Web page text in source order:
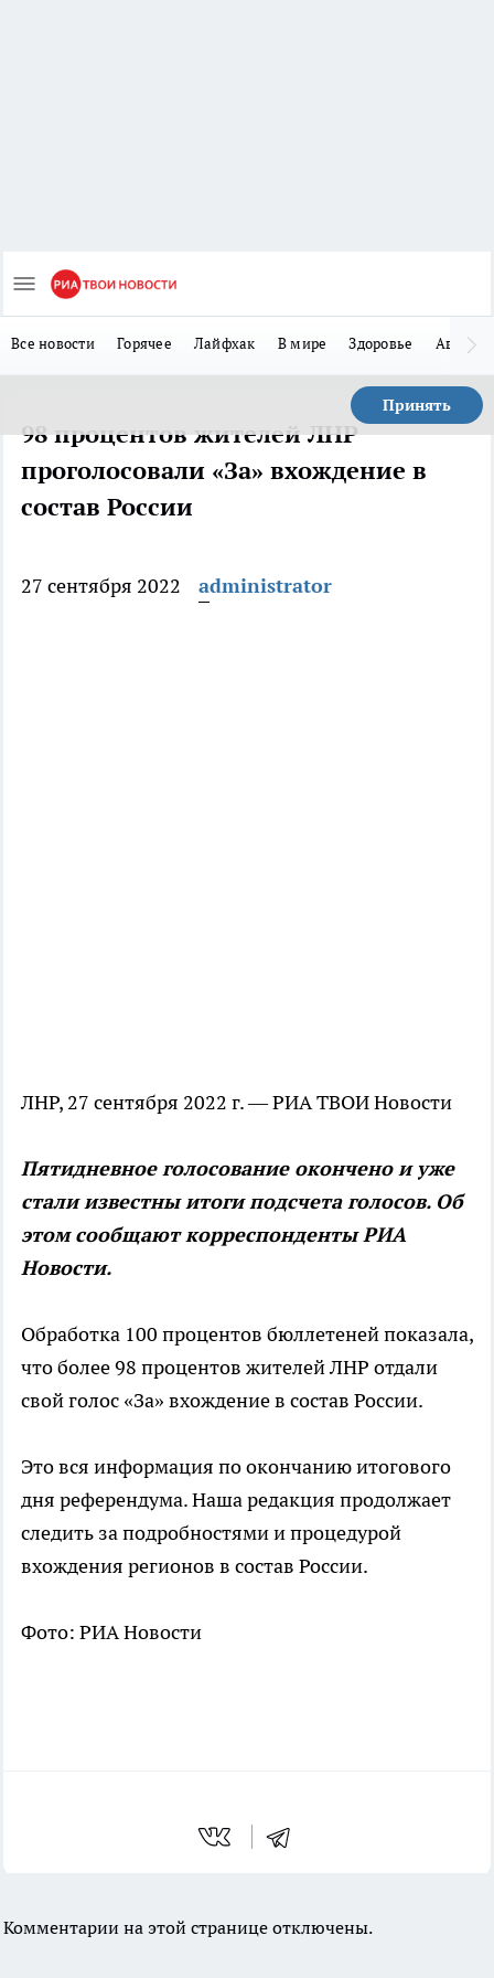
Все новости Горячее Лайфхак В мире Здоровье Авто
Принять
98 процентов жителей ЛНР
проголосовали «За» вхождение в
состав России
27 сентября 2022 administrator
ЛНР, 27 сентября 2022 г. — РИА ТВОИ Новости
Пятидневное голосование окончено и уже
стали известны итоги подсчета голосов. Об
этом сообщают корреспонденты РИА
Новости.
Обработка 100 процентов бюллетеней показала,
что более 98 процентов жителей ЛНР отдали
свой голос «За» вхождение в состав России.
Это вся информация по окончанию итогового
дня референдума. Наша редакция продолжает
следить за подробностями и процедурой
вхождения регионов в состав России.
Фото: РИА Новости
Комментарии на этой странице отключены.